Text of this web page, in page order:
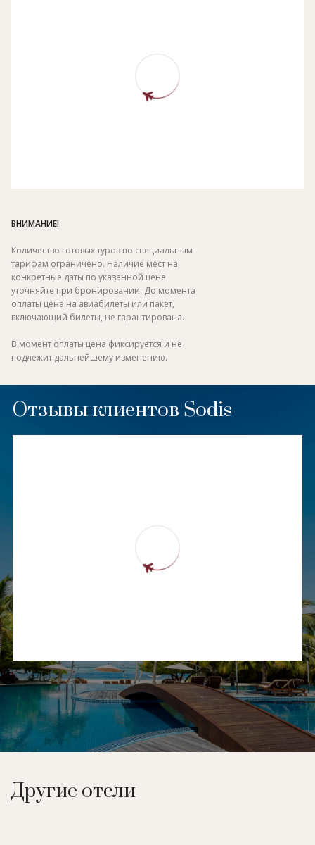
ВНИМАНИЕ!
Количество готовых туров по специальным
тарифам ограничено. Наличие мест на
конкретные даты по указанной цене
уточняйте при бронировании. До момента
оплаты цена на авиабилеты или пакет,
включающий билеты, не гарантирована.
В момент оплаты цена фиксируется и не
подлежит дальнейшему изменению.
Отзывы клиентов Sodis
Другие отели